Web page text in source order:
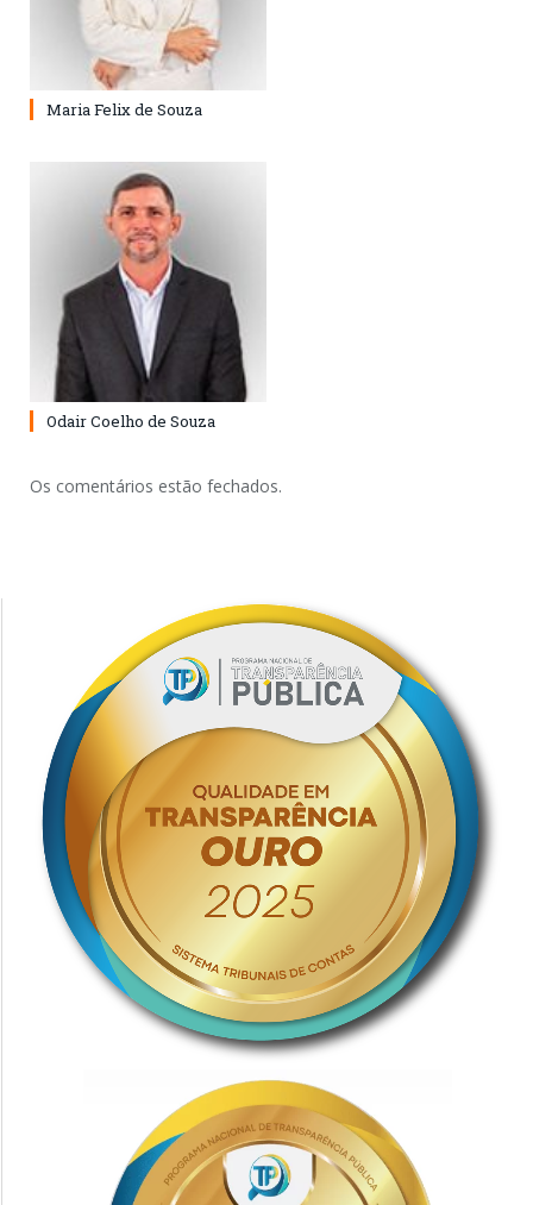
Maria Felix de Souza
Odair Coelho de Souza
Os comentários estão fechados.